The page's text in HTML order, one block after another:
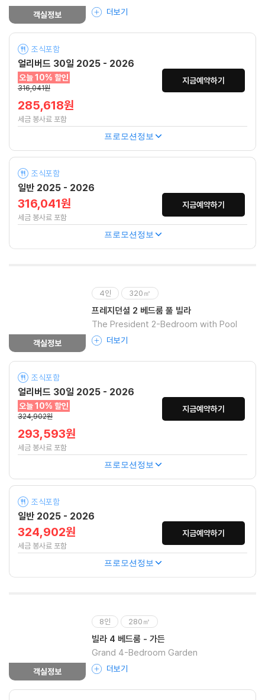
객실정보 더보기
얼리버드 30일 2025 - 2026
조식포함
오늘 10% 할인
316,041원
285,618원
세금 봉사료 포함
지금예약하기
프로모션정보
일반 2025 - 2026
조식포함
316,041원
세금 봉사료 포함
지금예약하기
프로모션정보
객실정보
4인 320㎡
프레지던셜 2 베드룸 풀 빌라
The President 2-Bedroom with Pool
더보기
얼리버드 30일 2025 - 2026
조식포함
오늘 10% 할인
324,902원
293,593원
세금 봉사료 포함
지금예약하기
프로모션정보
일반 2025 - 2026
조식포함
324,902원
세금 봉사료 포함
지금예약하기
프로모션정보
객실정보
8인 280㎡
빌라 4 베드룸 - 가든
Grand 4-Bedroom Garden
더보기